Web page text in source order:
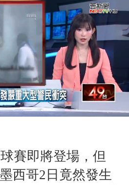
賽即將登場，但
西哥2日竟然發生